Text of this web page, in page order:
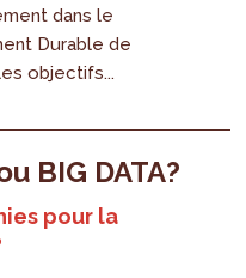
dans le
Durable de
objectifs...
BIG DATA?
pour la